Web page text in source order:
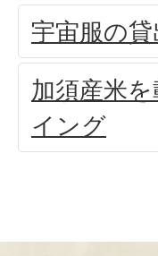
宇宙服の
加須産米
イング